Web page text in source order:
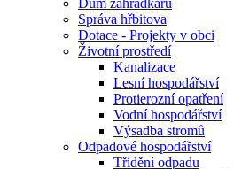
Dům zahrádkářů
Správa hřbitova
Dotace - Projekty v obci
Životní prostředí
Kanalizace
Lesní hospodářství
Protierozní opatření
Vodní hospodářství
Výsadba stromů
Odpadové hospodářství
Třídění odpadu